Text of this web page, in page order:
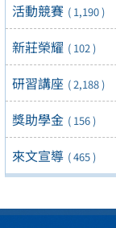
活動競賽 ( 1,190 )
新莊榮耀 ( 102 )
研習講座 ( 2,188 )
獎助學金 ( 156 )
來文宣導 ( 465 )